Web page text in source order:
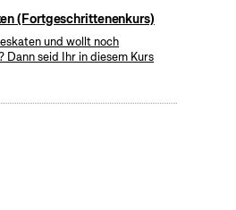
(Fortgeschrittenenkurs)
und wollt noch
Dann seid Ihr in diesem Kurs